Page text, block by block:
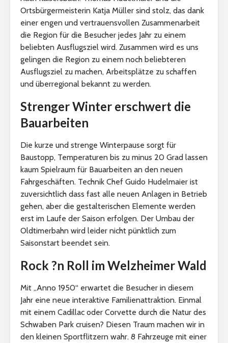
Ortsbürgermeisterin Katja Müller sind stolz, das dank
einer engen und vertrauensvollen Zusammenarbeit
die Region für die Besucher jedes Jahr zu einem
beliebten Ausflugsziel wird. Zusammen wird es uns
gelingen die Region zu einem noch beliebteren
Ausflugsziel zu machen, Arbeitsplätze zu schaffen
und überregional bekannt zu werden.
Strenger Winter erschwert die
Bauarbeiten
Die kurze und strenge Winterpause sorgt für
Baustopp, Temperaturen bis zu minus 20 Grad lassen
kaum Spielraum für Bauarbeiten an den neuen
Fahrgeschäften. Technik Chef Guido Hudelmaier ist
zuversichtlich dass fast alle neuen Anlagen in Betrieb
gehen, aber die gestalterischen Elemente werden
erst im Laufe der Saison erfolgen. Der Umbau der
Oldtimerbahn wird leider nicht pünktlich zum
Saisonstart beendet sein.
Rock ?n Roll im Welzheimer Wald
Mit „Anno 1950“ erwartet die Besucher in diesem
Jahr eine neue interaktive Familienattraktion. Einmal
mit einem Cadillac oder Corvette durch die Natur des
Schwaben Park cruisen? Diesen Traum machen wir in
den kleinen Sportflitzern wahr. 8 Fahrzeuge mit einer